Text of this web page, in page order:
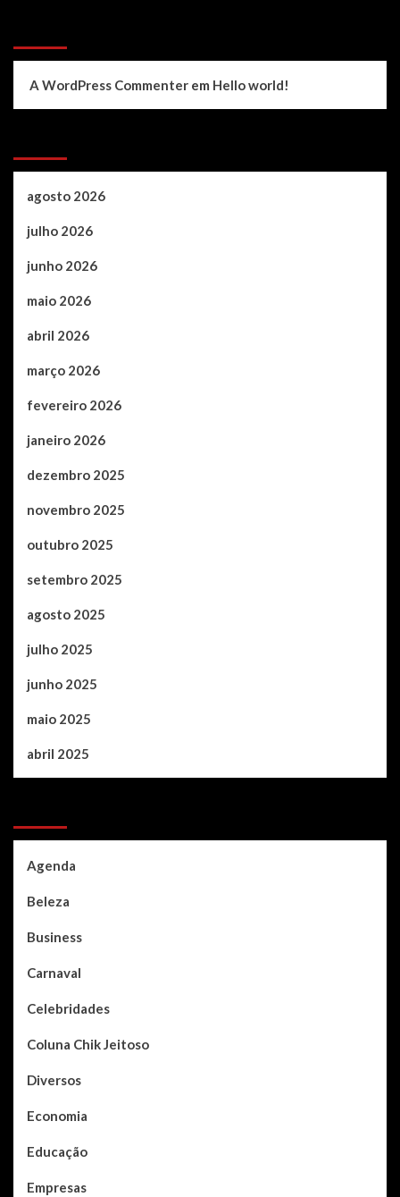
A WordPress Commenter em Hello world!
agosto 2026
julho 2026
junho 2026
maio 2026
abril 2026
março 2026
fevereiro 2026
janeiro 2026
dezembro 2025
novembro 2025
outubro 2025
setembro 2025
agosto 2025
julho 2025
junho 2025
maio 2025
abril 2025
Agenda
Beleza
Business
Carnaval
Celebridades
Coluna Chik Jeitoso
Diversos
Economia
Educação
Empresas